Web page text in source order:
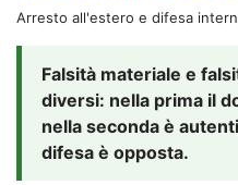
Arresto all'estero e difesa
Falsità materiale e
diversi: nella prima il
nella seconda è
difesa è opposta.